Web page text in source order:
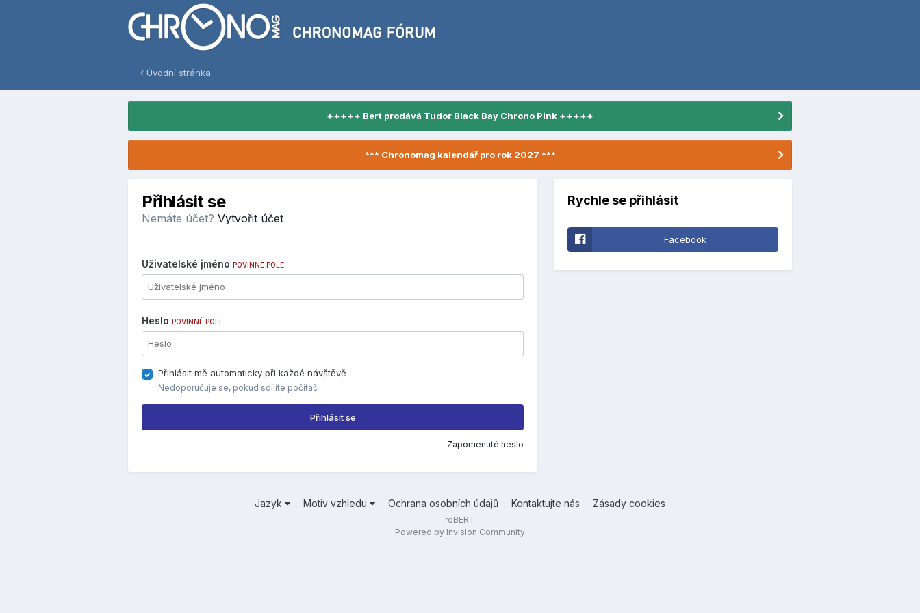
Úvodní stránka
+++++ Bert prodává Tudor Black Bay Chrono Pink +++++
*** Chronomag kalendář pro rok 2027 ***
Přihlásit se
Nemáte účet? Vytvořit účet
Uživatelské jméno POVINNÉ POLE
Heslo POVINNÉ POLE
Přihlásit mě automaticky při každé návštěvě
Nedoporučuje se, pokud sdílíte počítač
Přihlásit se
Zapomenuté heslo
Rychle se přihlásit
Facebook
Jazyk Motiv vzhledu Ochrana osobních údajů Kontaktujte nás Zásady cookies
roBERT
Powered by Invision Community